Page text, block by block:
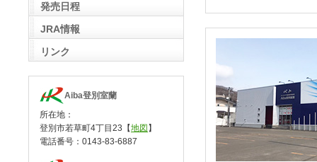
発売日程
JRA情報
リンク
Aiba登別室蘭
所在地：
登別市若草町4丁目23【地図 】
電話番号：0143-83-6887